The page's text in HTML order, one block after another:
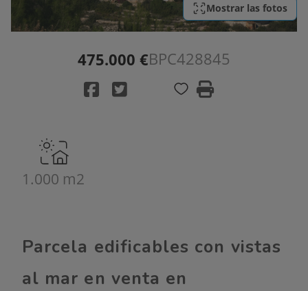
Mostrar las fotos
475.000 €BPC428845
1.000 m2
Parcela edificables con vistas
al mar en venta en